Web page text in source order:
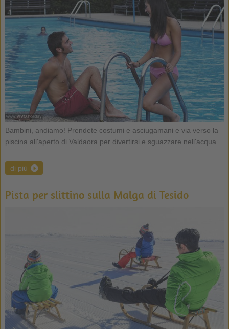
Bambini, andiamo! Prendete costumi e asciugamani e via verso la
piscina all'aperto di Valdaora per divertirsi e sguazzare nell'acqua
di più
Pista per slittino sulla Malga di Tesido